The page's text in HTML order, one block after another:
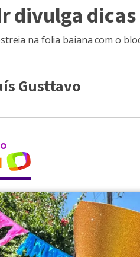
divulga
na folia baiana com o
Gusttavo